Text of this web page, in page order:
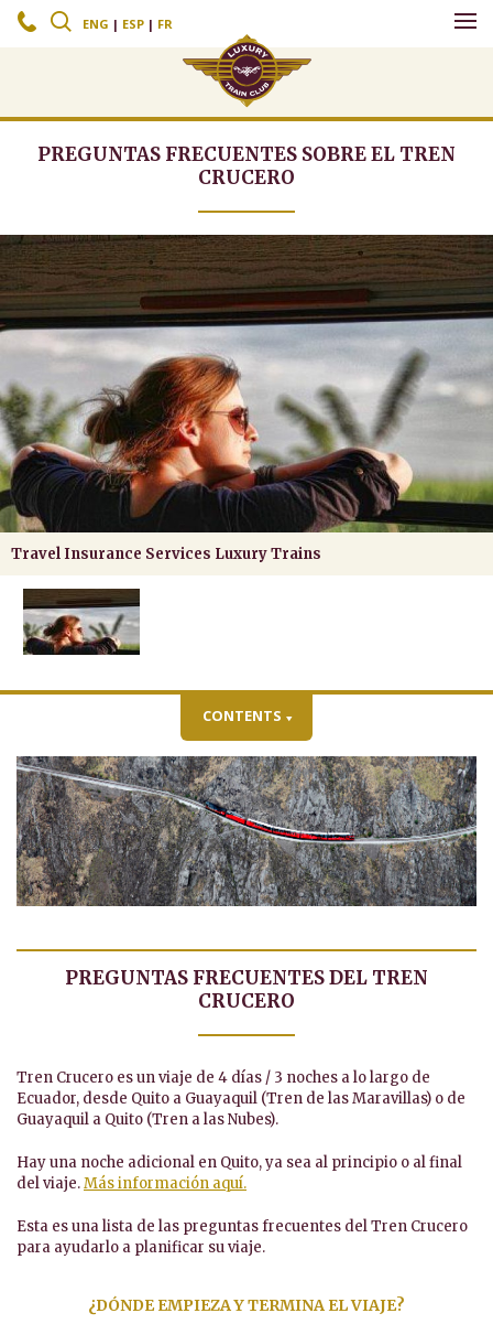
c s ENG | ESP | FR
PREGUNTAS FRECUENTES SOBRE EL TREN
CRUCERO
Travel Insurance Services Luxury Trains
CONTENTS
PREGUNTAS FRECUENTES DEL TREN
CRUCERO
Tren Crucero es un viaje de 4 días / 3 noches a lo largo de
Ecuador, desde Quito a Guayaquil (Tren de las Maravillas) o de
Guayaquil a Quito (Tren a las Nubes).
Hay una noche adicional en Quito, ya sea al principio o al final
del viaje.Más información aquí.
Esta es una lista de las preguntas frecuentes del Tren Crucero
para ayudarlo a planificar su viaje.
¿DÓNDE EMPIEZA Y TERMINA EL VIAJE?